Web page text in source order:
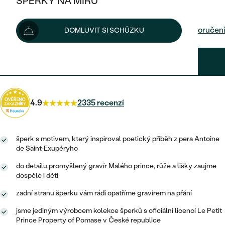
KOMBINOVANÉ ZLATO
DLE STYLU
ETERNITY
NETRADIČNÍ
TEPANÉ
POSTRANNÍ KAMENY
HALO
VINTAGE
SNUBNÍ A ZÁSNUBNÍ SETY
NETRADIČNÍ
SESTAV SI SVŮJ PRSTEN
ZAČÍT S PRSTENEM
ZAČÍT S DIAMANTEM
VÝPRODEJ
KDYŽ ŠPERKY POMÁHAJÍ
DLE TYPU
NÁUŠNICE
PRSTENY
PŘÍVĚSKY
NÁRAMKY
SETY
PÁNSKÉ ŠPERKY
PLATINOVÉ
PECKOVÉ
KRUHOVÉ
MINIMALISTICKÉ
VE TVARU SRDCE
ZLATÉ
STŘÍBRNÉ
DLE STYLU
SOLITÉR
NAROZENÍ DÍTĚTE
PERSONALIZOVANÉ
SE ZNAMENÍM ZVĚROKRUHU
MINIMALISTICKÉ
ŠPERKY SKLADEM
VÝPRODEJ
DLE MATERIÁLU
ZLATÉ
PLATINOVÉ
DLE STYLU
DOMLUVIT SI SCHŮZKU
14 190 Kč
Šperk vám doručíme do 5 prac. dní. Možnosti doručení
4.9 2335 recenzí
šperk s motivem, který inspiroval poetický příběh z pera Antoine
de Saint-Exupéryho
do detailu promyšlený gravír Malého prince, růže a lišky zaujme
dospělé i děti
zadní stranu šperku vám rádi opatříme gravírem na přání
jsme jediným výrobcem kolekce šperků s oficiální licencí Le Petit
Prince Property of Pomase v České republice